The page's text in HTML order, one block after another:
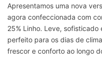
Apresentamos uma nova
agora confeccionada com
25% Linho. Leve,
perfeito para os dias de
frescor e conforto ao longo